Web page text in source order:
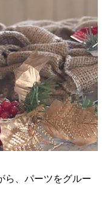
、パーツをグルー